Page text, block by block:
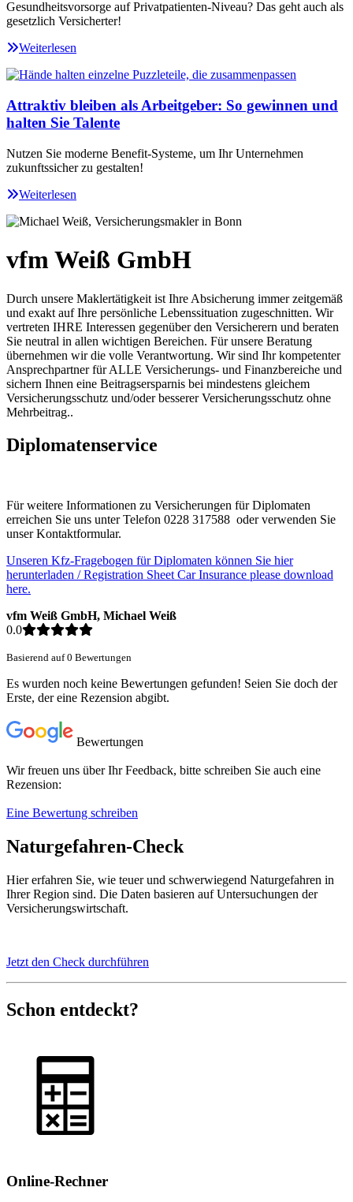
Gesundheitsvorsorge auf Privatpatienten-Niveau? Das geht auch als
gesetzlich Versicherter!
Weiterlesen
Attraktiv bleiben als Arbeitgeber: So gewinnen und
halten Sie Talente
Nutzen Sie moderne Benefit-Systeme, um Ihr Unternehmen
zukunftssicher zu gestalten!
Weiterlesen
vfm Weiß GmbH
Durch unsere Maklertätigkeit ist Ihre Absicherung immer zeitgemäß
und exakt auf Ihre persönliche Lebenssituation zugeschnitten. Wir
vertreten IHRE Interessen gegenüber den Versicherern und beraten
Sie neutral in allen wichtigen Bereichen. Für unsere Beratung
übernehmen wir die volle Verantwortung. Wir sind Ihr kompetenter
Ansprechpartner für ALLE Versicherungs- und Finanzbereiche und
sichern Ihnen eine Beitragsersparnis bei mindestens gleichem
Versicherungsschutz und/oder besserer Versicherungsschutz ohne
Mehrbeitrag..
Diplomatenservice
Für weitere Informationen zu Versicherungen für Diplomaten
erreichen Sie uns unter Telefon 0228 317588 oder verwenden Sie
unser Kontaktformular.
Unseren Kfz-Fragebogen für Diplomaten können Sie hier
herunterladen / Registration Sheet Car Insurance please download
here.
vfm Weiß GmbH, Michael Weiß
0.0
Basierend auf 0 Bewertungen
Es wurden noch keine Bewertungen gefunden! Seien Sie doch der
Erste, der eine Rezension abgibt.
Bewertungen
Wir freuen uns über Ihr Feedback, bitte schreiben Sie auch eine
Rezension:
Eine Bewertung schreiben
Naturgefahren-Check
Hier erfahren Sie, wie teuer und schwerwiegend Naturgefahren in
Ihrer Region sind. Die Daten basieren auf Untersuchungen der
Versicherungswirtschaft.
Jetzt den Check durchführen
Schon entdeckt?
Online-Rechner